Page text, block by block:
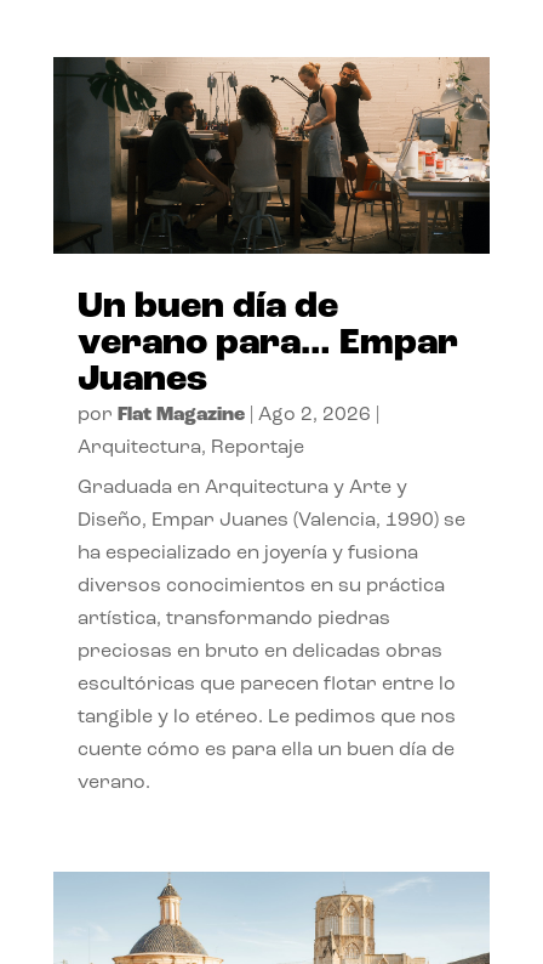
Un buen día de
verano para… Empar
Juanes
por Flat Magazine| Ago 2, 2026
Arquitectura, Reportaje
Graduada en Arquitectura y Arte y
Diseño, Empar Juanes (Valencia, 1990) se
ha especializado en joyería y fusiona
diversos conocimientos en su práctica
artística, transformando piedras
preciosas en bruto en delicadas obras
escultóricas que parecen flotar entre lo
tangible y lo etéreo. Le pedimos que nos
cuente cómo es para ella un buen día de
verano.